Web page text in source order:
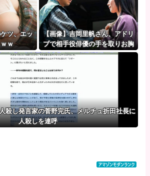
ツ、エッ
ｗ
【画像】吉岡里帆さん、アドリ
ブで相手役俳優の手を取りお胸
に押し当てるｗｗｗｗｗｗ
殺し発言家の菅野完氏、メルチュ折田社長に
人殺しを連呼